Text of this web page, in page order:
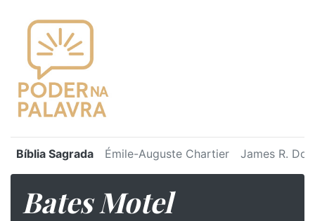
Bíblia Sagrada Émile-Auguste Chartier James R.
Bates Motel